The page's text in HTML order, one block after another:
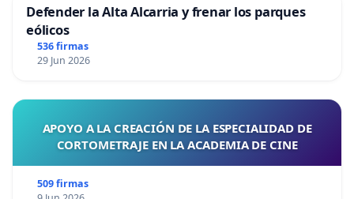
Defender la Alta Alcarria y frenar los parques
eólicos
536 firmas
29 Jun 2026
APOYO A LA CREACIÓN DE LA ESPECIALIDAD DE
CORTOMETRAJE EN LA ACADEMIA DE CINE
509 firmas